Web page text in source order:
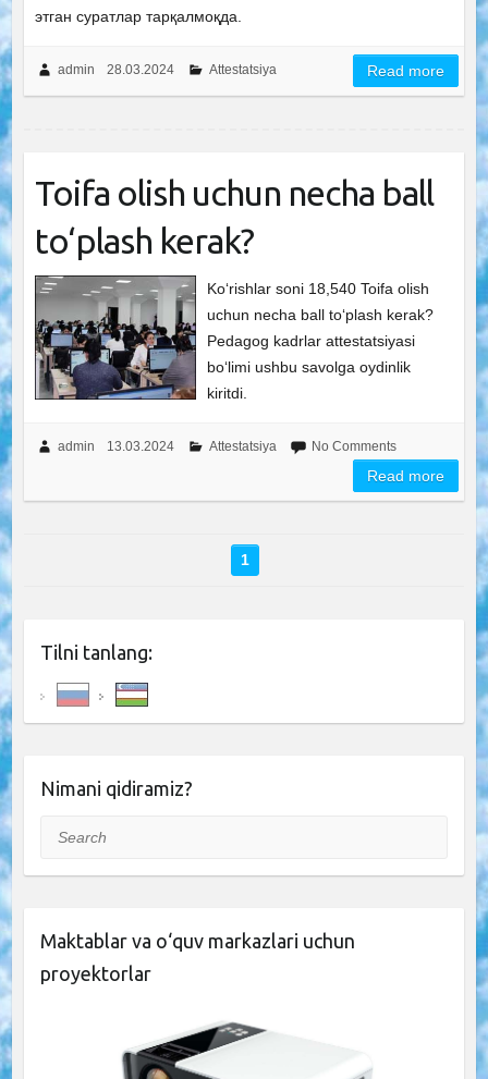
этган суратлар тарқалмоқда.
admin 28.03.2024 Attestatsiya Read more
Toifa olish uchun necha ball
to‘plash kerak?
Ko‘rishlar soni 18,540 Toifa olish
uchun necha ball to‘plash kerak?
Pedagog kadrlar attestatsiyasi
bo‘limi ushbu savolga oydinlik
kiritdi.
admin 13.03.2024 Attestatsiya No Comments
Read more
1
Tilni tanlang:
Nimani qidiramiz?
Search
Maktablar va o‘quv markazlari uchun
proyektorlar